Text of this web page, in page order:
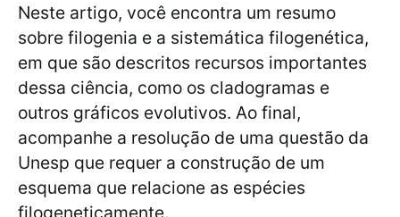
Neste artigo, você encontra um resumo
sobre filogenia e a sistemática filogenética,
em que são descritos recursos importantes
dessa ciência, como os cladogramas e
outros gráficos evolutivos. Ao final,
acompanhe a resolução de uma questão da
Unesp que requer a construção de um
esquema que relacione as espécies